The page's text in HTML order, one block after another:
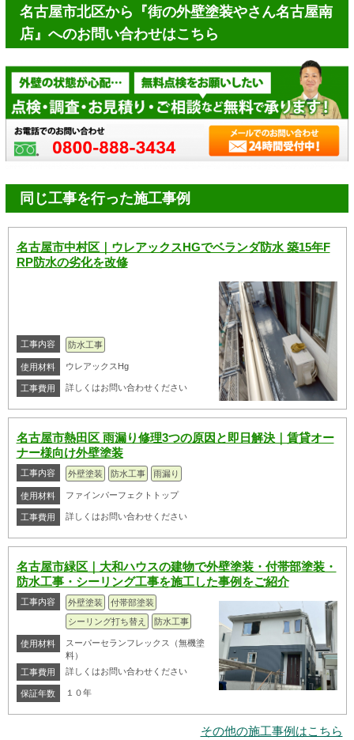
名古屋市北区から『街の外壁塗装やさん名古屋南
店』へのお問い合わせはこちら
同じ工事を行った施工事例
名古屋市中村区｜ウレアックスHGでベランダ防水 築15年F
RP防水の劣化を改修
工事内容 防水工事
使用材料 ウレアックスHg
工事費用 詳しくはお問い合わせください
名古屋市熱田区 雨漏り修理3つの原因と即日解決｜賃貸オー
ナー様向け外壁塗装
工事内容 外壁塗装 防水工事 雨漏り
使用材料 ファインパーフェクトトップ
工事費用 詳しくはお問い合わせください
名古屋市緑区｜大和ハウスの建物で外壁塗装・付帯部塗装・
防水工事・シーリング工事を施工した事例をご紹介
工事内容 外壁塗装
付帯部塗装
シーリング打ち替え
防水工事
使用材料
スーパーセランフレックス（無機塗
料）
工事費用
詳しくはお問い合わせください
保証年数 １０年
その他の施工事例はこちら